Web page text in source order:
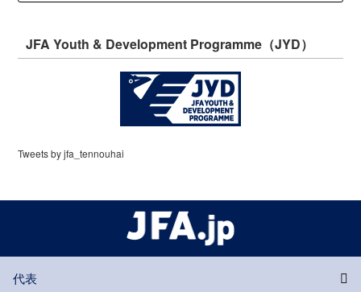
JFA Youth & Development Programme（JYD）
Tweets by jfa_tennouhai
代表